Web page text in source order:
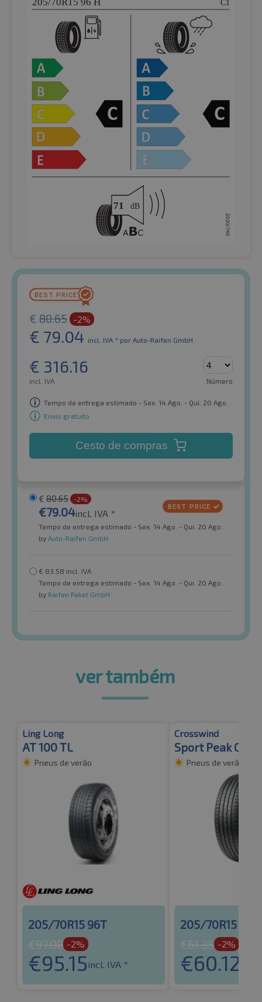
€ 80.65 -2%
€ 79.04 incl. IVA * por Auto-Raifen GmbH
€ 316.16
incl. IVA Número
Tempo de entrega estimado - Sex. 14 Ago. - Qui. 20 Ago.
Envio gratuito
Cesto de compras
€ 80.65 -2%
€79.04incl. IVA *
Tempo de entrega estimado - Sex. 14 Ago. - Qui. 20 Ago.
by Auto-Raifen GmbH
€ 83.58 incl. IVA
Tempo de entrega estimado - Sex. 14 Ago. - Qui. 20 Ago.
by Raifen Paket GmbH
ver também
Ling Long
AT 100 TL
Pneus de verão
205/70R15 96T
€97.08 -2%
€95.15 incl. IVA *
Crosswind
Sport Peak C/S
Pneus de verão
205/70R15 96H
€61.35 -2%
€60.12